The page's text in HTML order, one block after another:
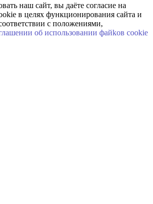
наш сайт, вы даёте согласие на
в целях функционирования сайта и
с положениями,
об использовании файkов cookie